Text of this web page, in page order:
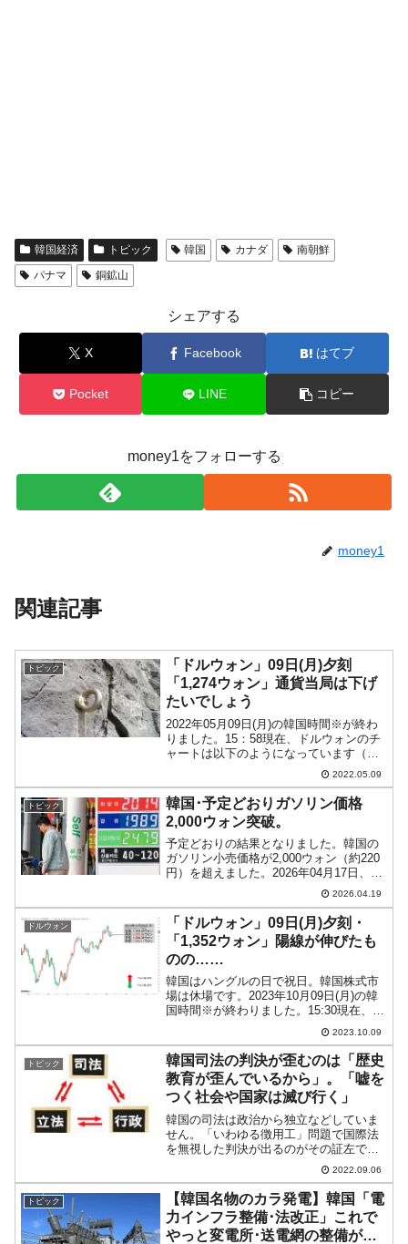
韓国経済 トピック 韓国 カナダ
南朝鮮
パナマ
銅鉱山
シェアする
X Facebook はてブ
Pocket LINE コピー
money1をフォローする
money1
関連記事
トピック
「ドルウォン」09日(月)夕刻
「1,274ウォン」通貨当局は下げ
たいでしょう
2022年05月09日(月)の韓国時間※が終わ
りました。15：58現在、ドルウォンのチ
ャートは以下のようになっています（チ
ャートは『Investing.com』より引用）。
まだ陽線です。現在のところ「1ドル＝
1,274～1,275ウォン」で...
2022.05.09
トピック
韓国･予定どおりガソリン価格
2,000ウォン突破。
予定どおりの結果となりました。韓国の
ガソリン小売価格が2,000ウォン（約220
円）を超えました。2026年04月17日、毎
度おなじみ『OPINET』によると全国の
ガソリンスタンドの平均価格はリッター
当たり0.94ウォン上昇して、2,000...
2026.04.19
ドルウォン
「ドルウォン」09日(月)夕刻・
「1,352ウォン」陽線が伸びたも
のの……
韓国はハングルの日で祝日。韓国株式市
場は休場です。2023年10月09日(月)の韓
国時間※が終わりました。15:30現在、ド
ルウォンのチャートは以下のようになっ
ています（チャートは『Investing.com』
より引用）。陽線が長くなり、現...
2023.10.09
トピック
韓国司法の判決が歪むのは「歴史
教育が歪んでいるから」。「嘘を
つく社会や国家は滅び行く」
韓国の司法は政治から独立などしていま
せん。「いわゆる徴用工」問題で国際法
を無視した判決が出るのがその証左で
す。文在寅前政権の反日志向が大法院を
動かした揚げ句が「いわゆる徴用工」問
題に対する判決でした。文在寅という親
北・反日・反米思想に偏った...
2022.09.06
トピック
【韓国名物のカラ発電】韓国「電
力インフラ整備･法改正」これで
やっと変電所･送電網の整備が進